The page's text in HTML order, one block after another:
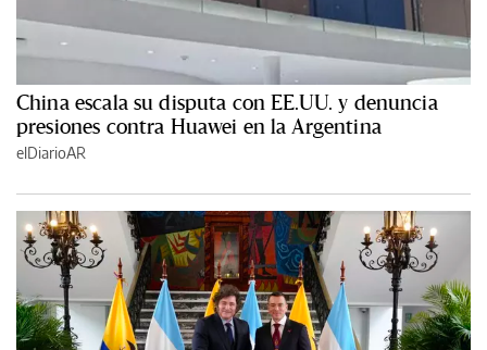
China escala su disputa con EE.UU. y denuncia
presiones contra Huawei en la Argentina
elDiarioAR